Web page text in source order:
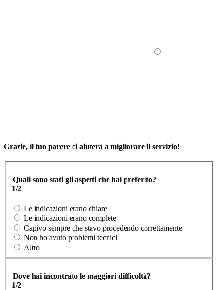
Grazie, il tuo parere ci aiuterà a migliorare il servizio!
Quali sono stati gli aspetti che hai preferito?
1/2
Le indicazioni erano chiare
Le indicazioni erano complete
Capivo sempre che stavo procedendo correttamente
Non ho avuto problemi tecnici
Altro
Dove hai incontrato le maggiori difficoltà?
1/2